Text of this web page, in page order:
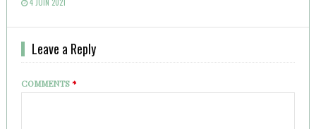
Leave a Reply
COMMENTS*